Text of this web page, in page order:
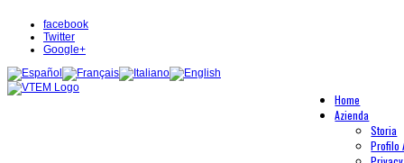
facebook
Twitter
Google+
Home
Azienda
Storia
Profilo